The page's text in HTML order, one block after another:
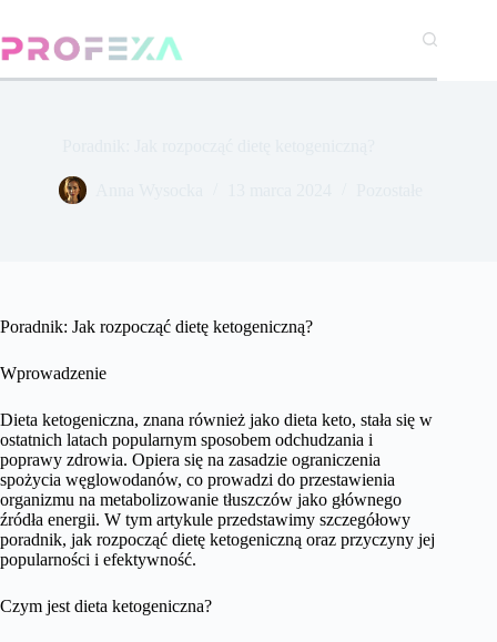
treści
Poradnik: Jak rozpocząć dietę ketogeniczną?
Wprowadzenie
Dieta ketogeniczna, znana również jako dieta keto, stała się w
ostatnich latach popularnym sposobem odchudzania i
poprawy zdrowia. Opiera się na zasadzie ograniczenia
spożycia węglowodanów, co prowadzi do przestawienia
organizmu na metabolizowanie tłuszczów jako głównego
źródła energii. W tym artykule przedstawimy szczegółowy
poradnik, jak rozpocząć dietę ketogeniczną oraz przyczyny jej
popularności i efektywność.
Czym jest dieta ketogeniczna?